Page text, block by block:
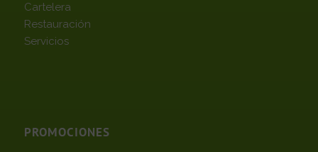
Cartelera
Restauración
Servicios
PROMOCIONES